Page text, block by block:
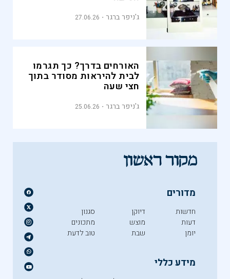
ג'ניפר ברגר 27.06.26
האורחים בדרך? כך תגרמו
לבית להיראות מסודר בתוך
חצי שעה
ג'ניפר ברגר 25.06.26
מדורים
חדשות
דעות
יומן
דיוקן
מוצש
שבת
סגנון
מתכונים
טוב לדעת
מידע כללי